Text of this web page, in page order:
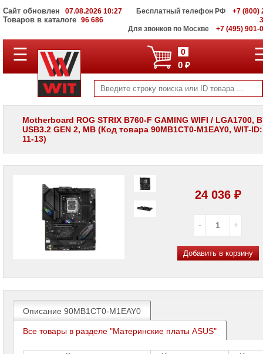
Сайт обновлен 07.08.2026 10:27
Товаров в каталоге 96 686
Бесплатный телефон РФ
+7 (800)
Для звонков по Москве
+7 (495) 901-
ПОЛНЫЙ
КАТАЛОГ
Корпоративные
серверы
WIT
Системы
хранения
данных
Мониторы
Проекторы
Ноутбуки
Brand
Name
Моноблоки
☰ 0
0 ₽
Motherboard ROG STRIX B760-F GAMING WIFI / LGA1700,
USB3.2 GEN 2, MB (Код товара 90MB1CT0-M1EAY0, WIT-
11-13)
24 036 ₽
Добавить в корзину
Описание 90MB1CT0-M1EAY0
Все товары в разделе "Материнские платы ASUS"